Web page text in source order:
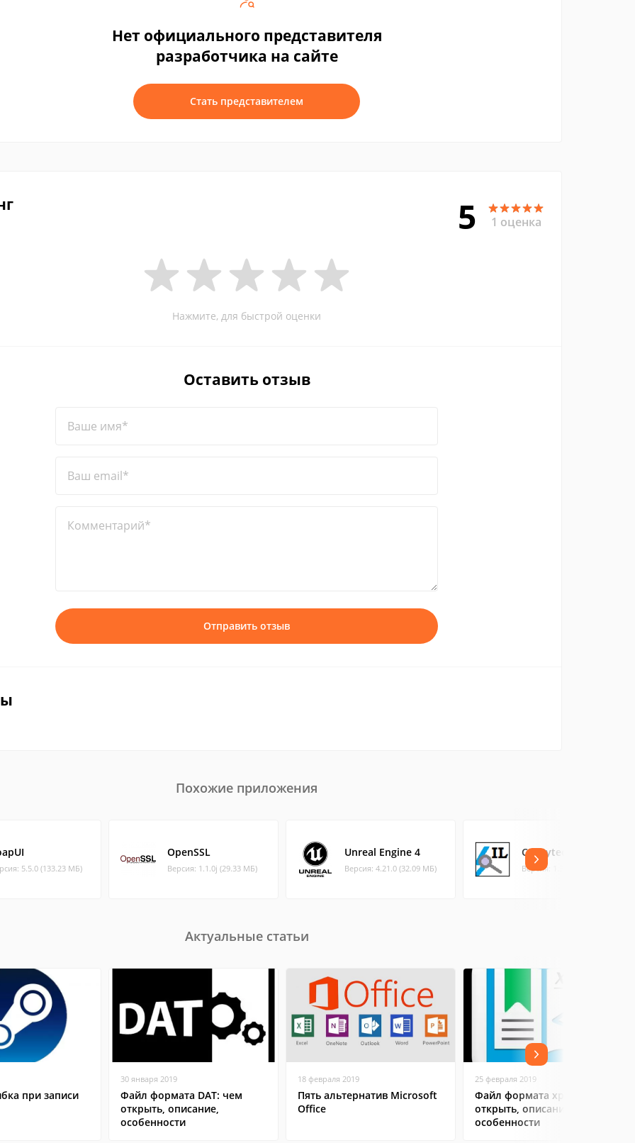
Нет официального представителя
разработчика на сайте
Стать представителем
5 1 оценка
Нажмите, для быстрой оценки
Оставить отзыв
Ваше имя*
Ваш email*
Комментарий*
Отправить отзыв
Похожие приложения
5.5.0 (133.23 МБ)
OpenSSL
Версия: 1.1.0j (29.33 МБ)
Unreal Engine 4
Версия: 4.21.0 (32.09 МБ)
CIL Bytecode Parser
Версия: 1.3 (0.25 МБ)
Актуальные статьи
при записи
30 января 2019
Файл формата DAT: чем
открыть, описание,
особенности
18 февраля 2019
Пять альтернатив Microsoft
Office
25 февраля 2019
Файл формата xps: чем
открыть, описание,
особенности